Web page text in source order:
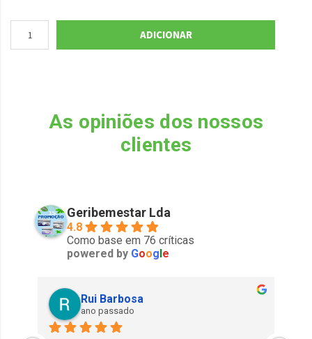
ADICIONAR
As opiniões dos nossos
clientes
Geribemestar Lda
4.8
Como base em 76 críticas
powered by Goog e
Rui Barbosa
ano passado